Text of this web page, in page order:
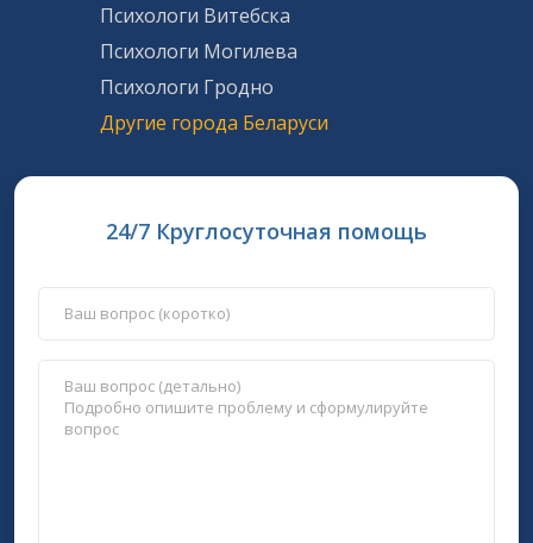
Психологи Витебска
Психологи Могилева
Психологи Гродно
Другие города Беларуси
24/7 Круглосуточная помощь